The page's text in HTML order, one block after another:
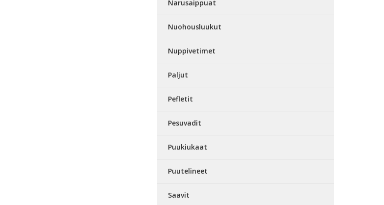
Narusaippuat
Nuohousluukut
Nuppivetimet
Paljut
Pefletit
Pesuvadit
Puukiukaat
Puutelineet
Saavit